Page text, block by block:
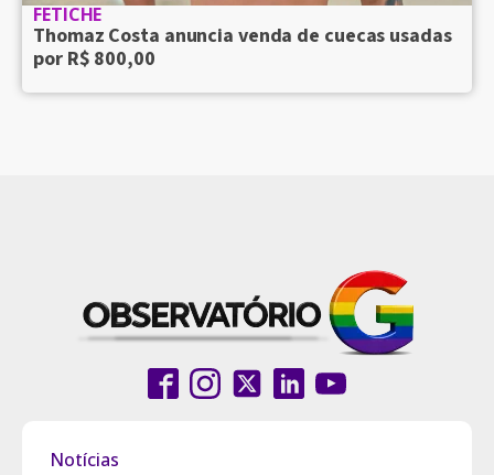
FETICHE
Thomaz Costa anuncia venda de cuecas usadas
por R$ 800,00
Notícias